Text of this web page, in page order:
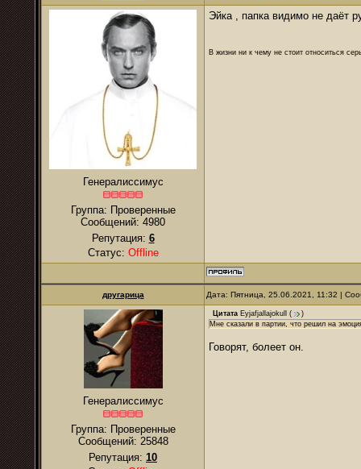
Генералиссимус
Группа: Проверенные
Сообщений: 4980
Репутация: 6
Статус: Offline
Эйка , папка видимо не даёт
В жизни ни к чему не стоит относиться
другарица Дата: Пятница, 25.06.2021, 11:32 |
Генералиссимус
Группа: Проверенные
Сообщений: 25848
Репутация: 10
Цитата Eyjafjallajokull (
)
Мне сказали в партии, что решил на
Говорят, болеет он.